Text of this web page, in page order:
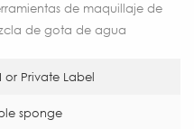
de maquillaje de
de gota de agua
or Private Label
sponge